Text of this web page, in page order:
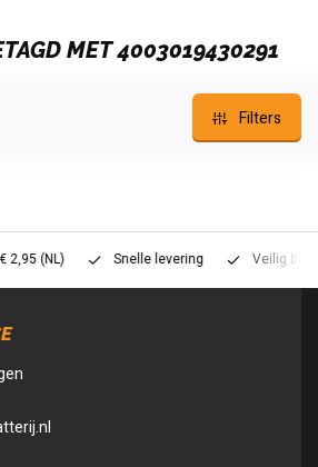
MET 4003019430291
Filters
(NL) Snelle levering Veilig betalen